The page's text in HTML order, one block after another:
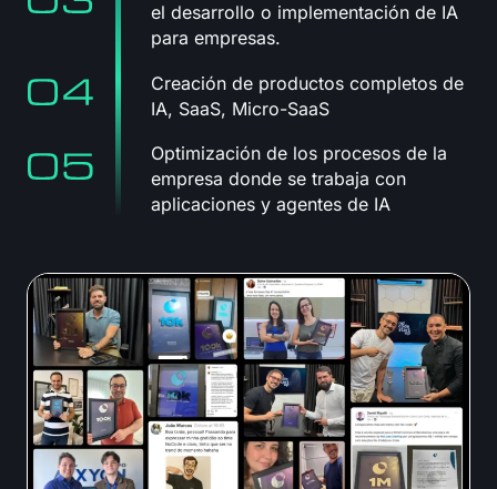
el desarrollo o implementación de IA
para empresas.
Creación de productos completos de
IA, SaaS, Micro-SaaS
Optimización de los procesos de la
empresa donde se trabaja con
aplicaciones y agentes de IA